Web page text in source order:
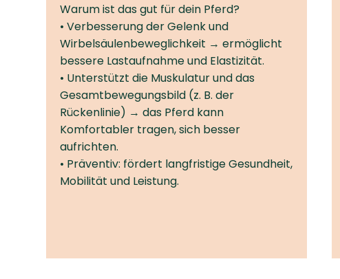
Warum ist das gut für dein Pferd?
• Verbesserung der Gelenk­ und
Wirbelsäulenbeweglichkeit → ermöglicht
bessere Lastaufnahme und Elastizität.
• Unterstützt die Muskulatur und das
Gesamt­bewegungsbild (z. B. der
Rückenlinie) → das Pferd kann
Komfortabler tragen, sich besser
aufrichten.
• Präventiv: fördert langfristige Gesundheit,
Mobilität und Leistung.